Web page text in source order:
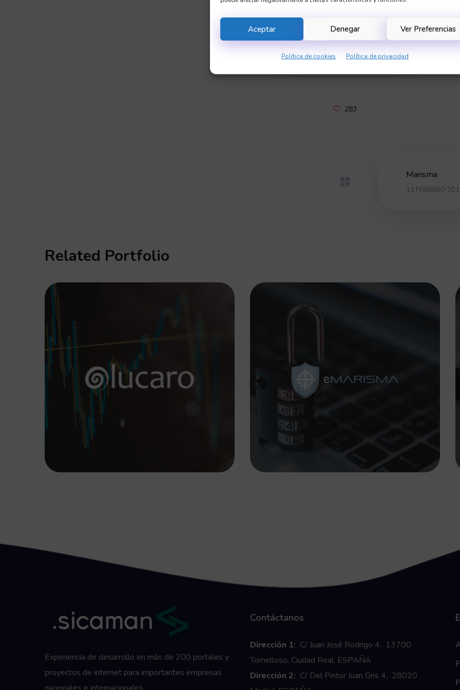
Aceptar Denegar Ver Preferencias
Política de cookies Política de privacidad
Más en chapponline.es
283
Marisma
13 FEBRERO
Related Portfolio
Olucaro Dashboard
SOFTWARE
Marisma
SOFTWARE
Experiencia de desarrollo en más de 200 portales y
proyectos de internet para importantes empresas
Contáctanos
Dirección 1: C/ Juan José Rodrigo 4, 13700
Tomelloso, Ciudad Real, ESPAÑA
Dirección 2: C/ Del Pintor Juan Gris 4, 28020